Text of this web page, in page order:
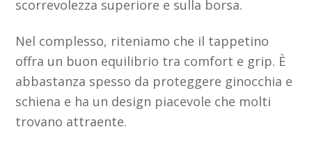
scorrevolezza superiore e sulla borsa.
Nel complesso, riteniamo che il tappetino
offra un buon equilibrio tra comfort e grip. È
abbastanza spesso da proteggere ginocchia e
schiena e ha un design piacevole che molti
trovano attraente.